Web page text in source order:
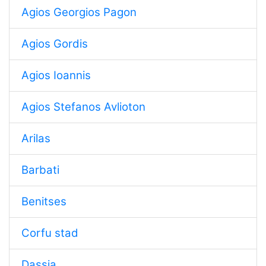
Agios Georgios Pagon
Agios Gordis
Agios Ioannis
Agios Stefanos Avlioton
Arilas
Barbati
Benitses
Corfu stad